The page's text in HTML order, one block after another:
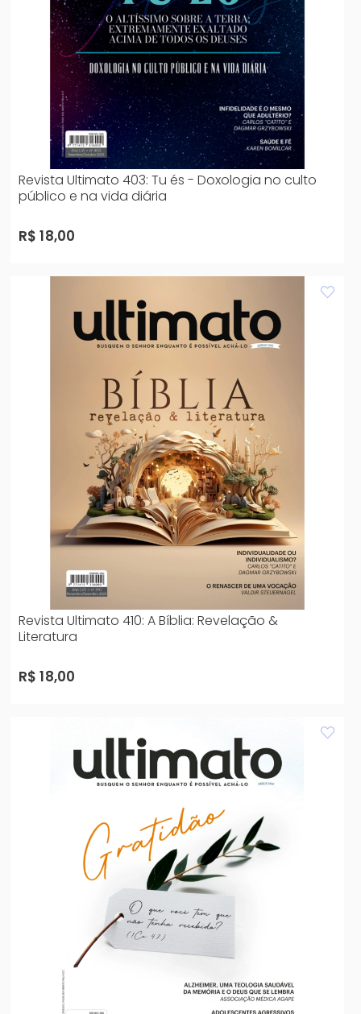
Revista Ultimato 403: Tu és - Doxologia no culto
público e na vida diária
R$ 18,00
Revista Ultimato 410: A Bíblia: Revelação &
Literatura
R$ 18,00